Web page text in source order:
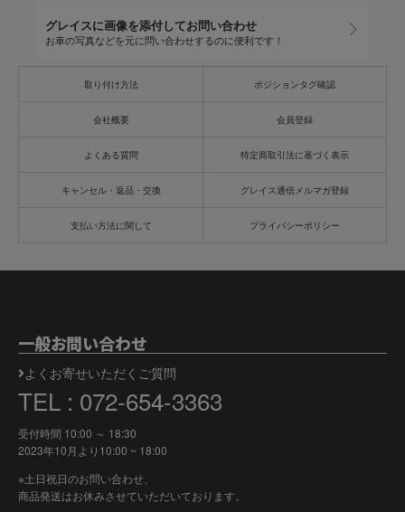
グレイスに画像を添付してお問い合わせ
お車の写真などを元に問い合わせするのに便利です！
取り付け方法 ポジションタグ確認
会社概要 会員登録
よくある質問 特定商取引法に基づく表示
キャンセル・返品・交換 グレイス通信メルマガ登録
支払い方法に関して プライバシーポリシー
一般お問い合わせ
よくお寄せいただくご質問
TEL : 072-654-3363
受付時間 10:00 ～ 18:30
2023年10月より 10:00 ~ 18:00
※土日祝日のお問い合わせ、
商品発送はお休みさせていただいております。